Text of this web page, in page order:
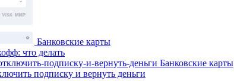
Банковские карты
что делать
Банковские карты
подписку и вернуть деньги